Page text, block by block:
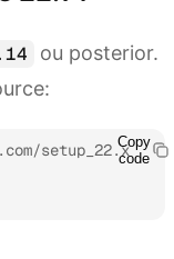
ou posterior.
setup_22.x Copy
code